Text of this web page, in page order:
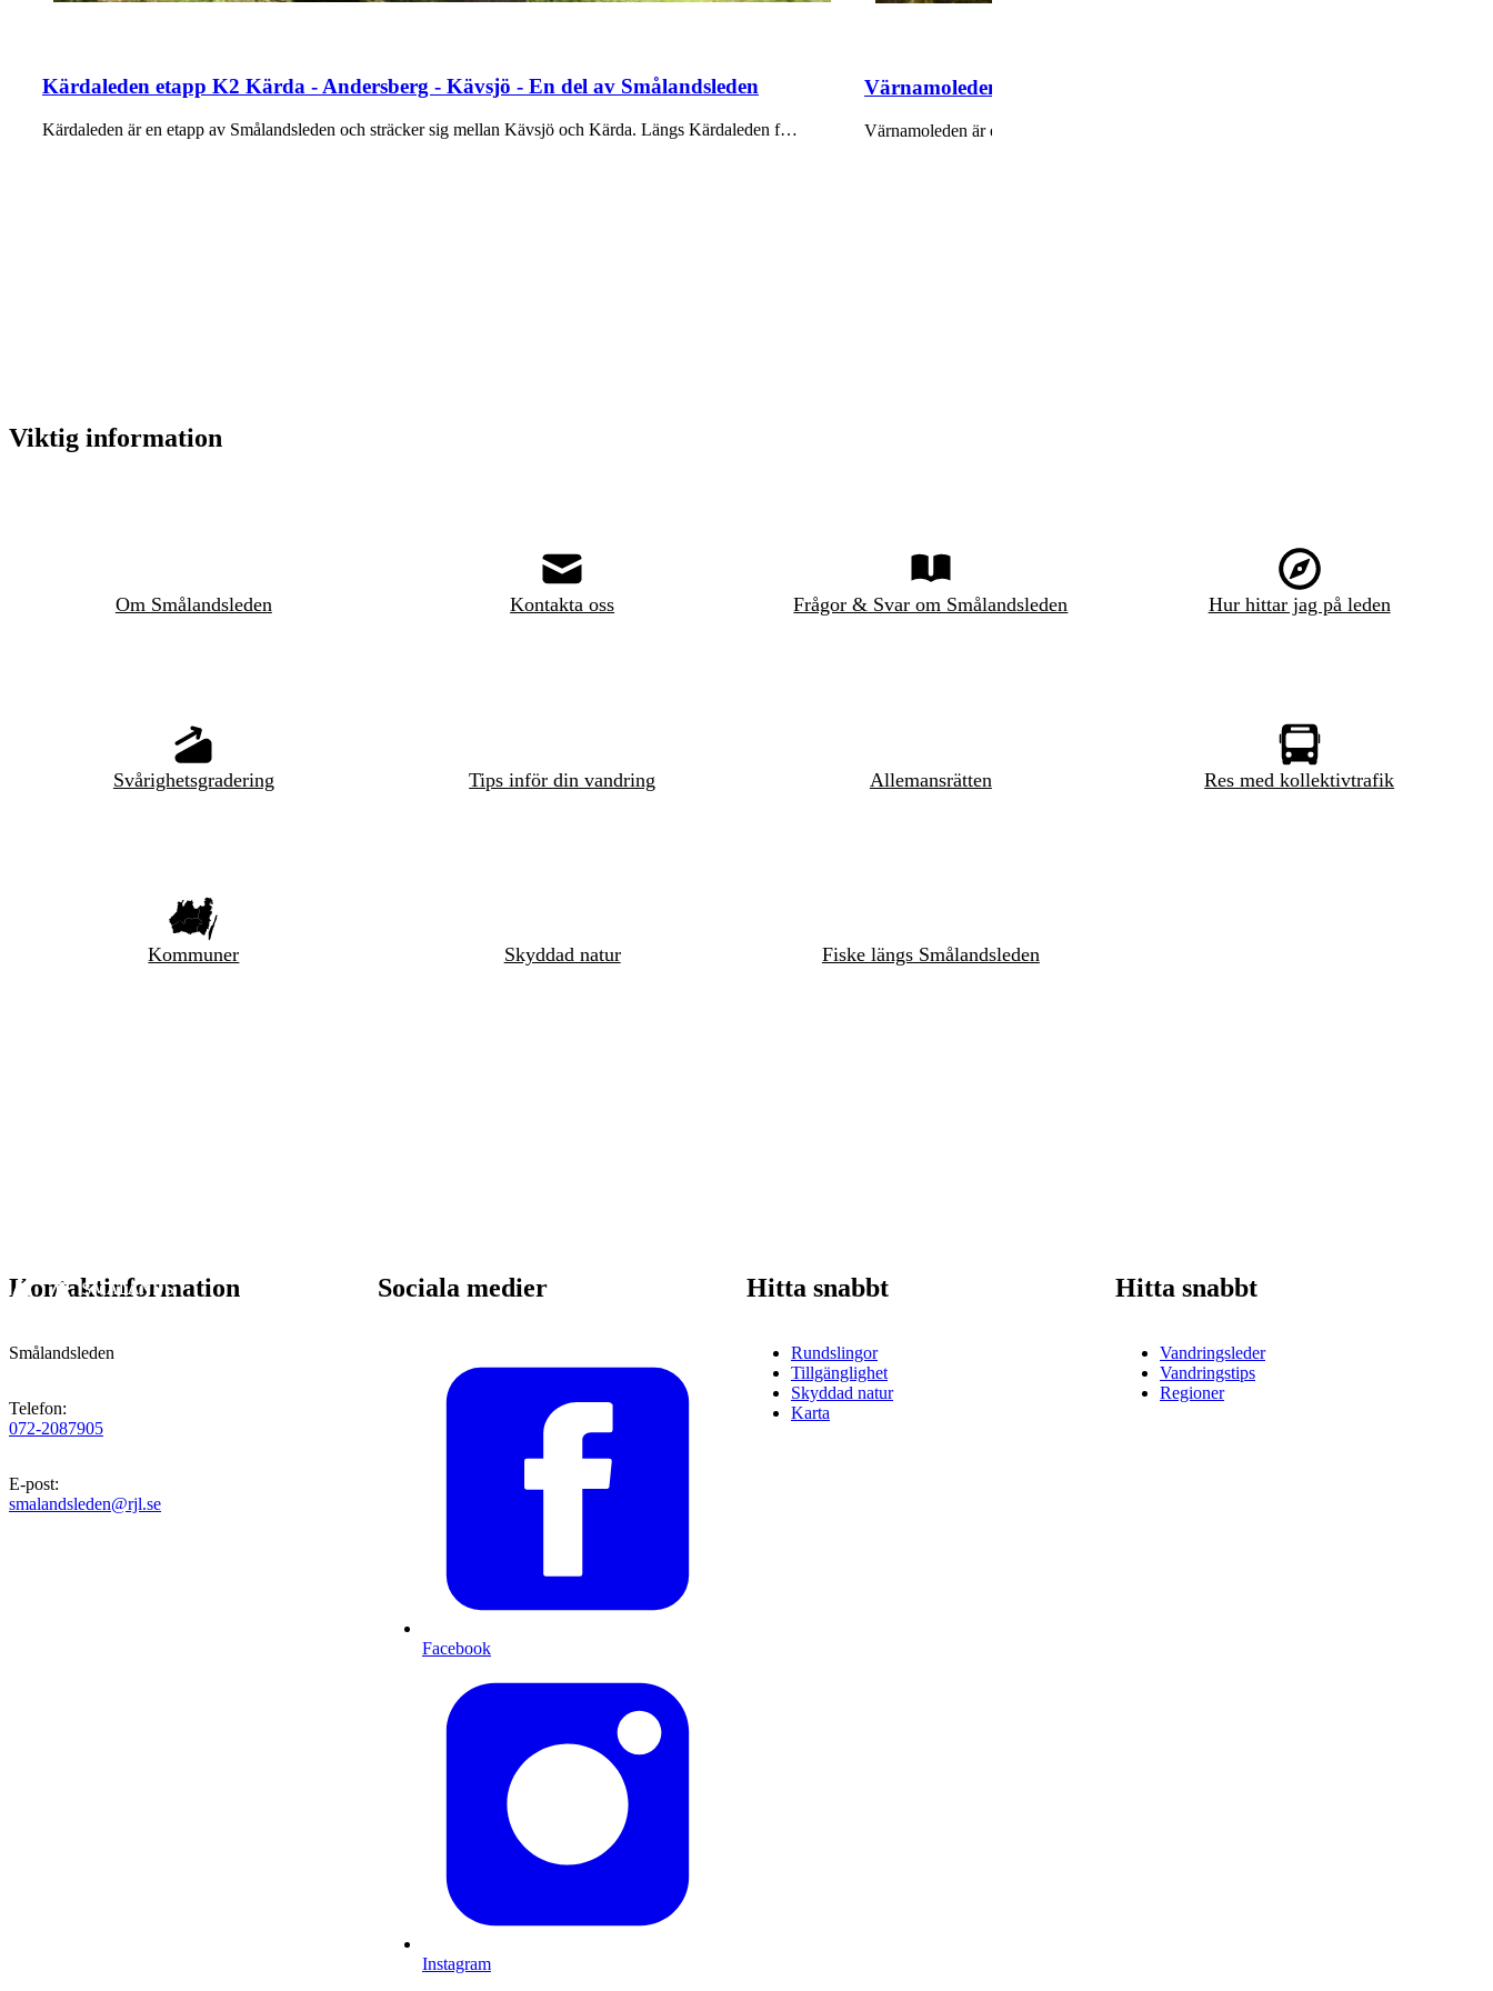
Kärdaleden etapp K2 Kärda - Andersberg - Kävsjö - En del av Smålandsleden
Kärdaleden är en etapp av Smålandsleden och sträcker sig mellan Kävsjö och Kärda. Längs Kärdaleden f…
Värnamoleden etapp V1 Mossle - Kärda - En del av Smålandsleden
Värnamoleden är en etapp av Smålandsleden och sträcker sig Mellan Kärda och
Viktig information
Om Smålandsleden Kontakta oss Frågor & Svar om Smålandsleden Hur hittar jag på leden
Svårighetsgradering Tips inför din vandring Allemansrätten Res med kollektivtrafik
Kommuner Skyddad natur Fiske längs Smålandsleden
Kontaktinformation
Smålandsleden
Telefon:
072-2087905
E-post:
smalandsleden@rjl.se
Sociala medier
Facebook
Instagram
Hitta snabbt
Rundslingor
Tillgänglighet
Skyddad natur
Karta
Hitta snabbt
Vandringsleder
Vandringstips
Regioner